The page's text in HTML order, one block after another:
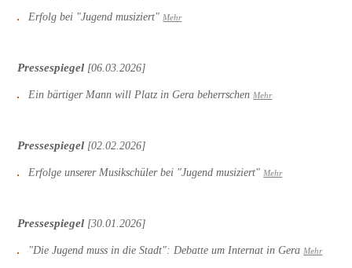
Erfolg bei "Jugend musiziert" Mehr
Pressespiegel [06.03.2026]
Ein bärtiger Mann will Platz in Gera beherrschen Mehr
Pressespiegel [02.02.2026]
Erfolge unserer Musikschüler bei "Jugend musiziert" Mehr
Pressespiegel [30.01.2026]
"Die Jugend muss in die Stadt": Debatte um Internat in Gera Mehr